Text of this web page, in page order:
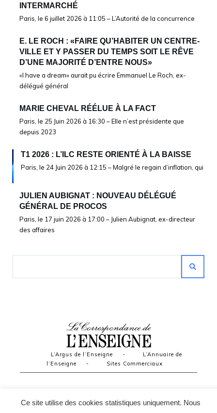
INTERMARCHÉ
Paris, le 6 juillet 2026 à 11:05 – L’Autorité de la concurrence
E. LE ROCH : «FAIRE QU’HABITER UN CENTRE-
VILLE ET Y PASSER DU TEMPS SOIT LE RÊVE
D’UNE MAJORITÉ D’ENTRE NOUS»
«I have a dream» aurait pu écrire Emmanuel Le Roch, ex-
délégué général
MARIE CHEVAL RÉÉLUE À LA FACT
Paris, le 25 Juin 2026 à 16:30 – Elle n’est présidente que
depuis 2023
T1 2026 : L’ILC RESTE ORIENTÉ À LA BAISSE
Paris, le 24 Juin 2026 à 12:15 – Malgré le regain d’inflation, qui
JULIEN AUBIGNAT : NOUVEAU DÉLÉGUÉ
GÉNÉRAL DE PROCOS
Paris, le 17 juin 2026 à 17:00 – Julien Aubignat, ex-directeur
des affaires
L’Argus de l’Enseigne -
L’Annuaire de
l’Enseigne
- Sites Commerciaux
Ce site utilise des cookies statistiques uniquement. Nous